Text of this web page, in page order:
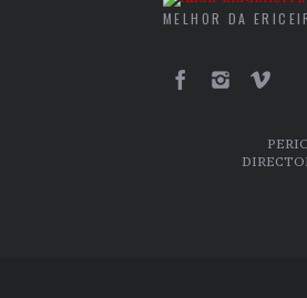
MELHOR DA